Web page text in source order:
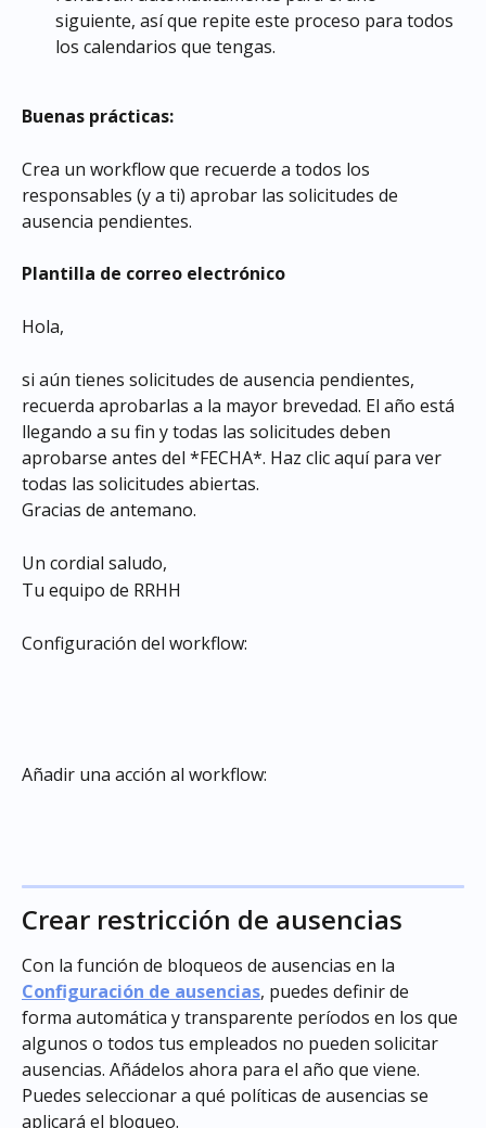
siguiente, así que repite este proceso para todos
los calendarios que tengas.
Buenas prácticas:
Crea un workflow que recuerde a todos los
responsables (y a ti) aprobar las solicitudes de
ausencia pendientes.
Plantilla de correo electrónico
Hola,
si aún tienes solicitudes de ausencia pendientes,
recuerda aprobarlas a la mayor brevedad. El año está
llegando a su fin y todas las solicitudes deben
aprobarse antes del *FECHA*. Haz clic aquí para ver
todas las solicitudes abiertas.
Gracias de antemano.
Un cordial saludo,
Tu equipo de RRHH
Configuración del workflow:
Añadir una acción al workflow:
Crear restricción de ausencias
Con la función de bloqueos de ausencias en la
Configuración de ausencias, puedes definir de
forma automática y transparente períodos en los que
algunos o todos tus empleados no pueden solicitar
ausencias. Añádelos ahora para el año que viene.
Puedes seleccionar a qué políticas de ausencias se
aplicará el bloqueo.